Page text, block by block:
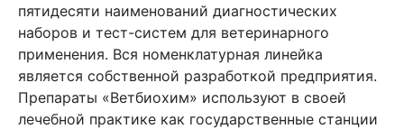
пятидесяти наименований диагностических
наборов и тест-систем для ветеринарного
применения. Вся номенклатурная линейка
является собственной разработкой предприятия.
Препараты «Ветбиохим» используют в своей
лечебной практике как государственные станции